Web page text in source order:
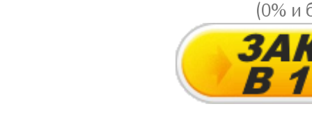
(0% и